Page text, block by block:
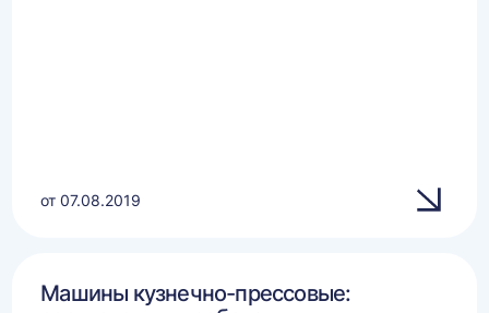
от 07.08.2019
Машины кузнечно-прессовые: